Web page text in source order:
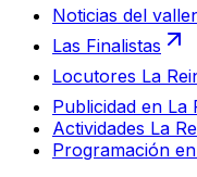
Noticias del
Las Finalistas
Locutores La
Publicidad en La
Actividades La
Programación